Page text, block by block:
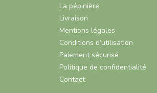
La pépinière
Livraison
Mentions légales
Conditions d’utilisation
Paiement sécurisé
Politique de confidentialité
Contact